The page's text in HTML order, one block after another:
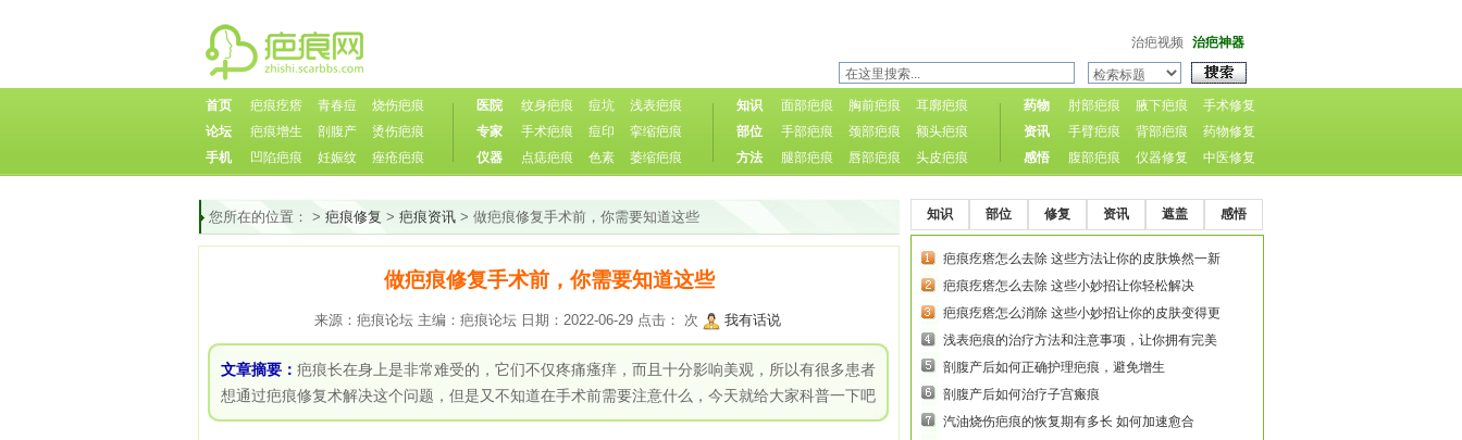
治疤神器
治疤视频
首页 疤痕疙瘩 青春痘
烧伤疤痕
论坛
疤痕增生 剖腹产
烫伤疤痕
手机
凹陷疤痕 妊娠纹 痤疮疤痕
医院 纹身疤痕 痘坑
浅表疤痕
专家
手术疤痕 痘印
挛缩疤痕
仪器
点痣疤痕 色素 萎缩疤痕
知识 面部疤痕 胸前疤痕
耳廓疤痕
部位
手部疤痕 颈部疤痕
额头疤痕
方法
腿部疤痕 唇部疤痕 头皮疤痕
药物 肘部疤痕 腋下疤痕
手术修复
资讯
手臂疤痕 背部疤痕
药物修复
感悟
腹部疤痕 仪器修复 中医修复
您所在的位置： > 疤痕修复 > 疤痕资讯 > 做疤痕修复手术前，你需要知道这些
做疤痕修复手术前，你需要知道这些
来源：疤痕论坛 主编：疤痕论坛 日期：2022-06-29 点击： 次 我有话说
文章摘要： 疤痕长在身上是非常难受的，它们不仅疼痛瘙痒，而且十分影响美观，所以有很多患者
想通过疤痕修复术解决这个问题，但是又不知道在手术前需要注意什么，今天就给大家科普一下吧
知识 部位 修复 资讯 遮盖 感悟
疤痕疙瘩怎么去除 这些方法让你的皮肤焕然一新
疤痕疙瘩怎么去除 这些小妙招让你轻松解决
疤痕疙瘩怎么消除 这些小妙招让你的皮肤变得更
浅表疤痕的治疗方法和注意事项，让你拥有完美
剖腹产后如何正确护理疤痕，避免增生
剖腹产后如何治疗子宫瘢痕
汽油烧伤疤痕的恢复期有多长 如何加速愈合